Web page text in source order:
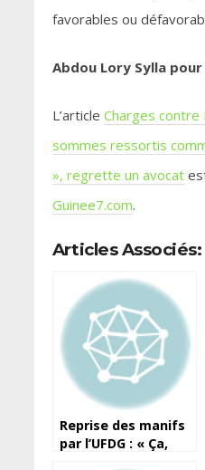
favorables ou
Abdou Lory Sylla pour
L’article Charges contre
sommes ressortis
», regrette un avocat
Guinee7.com.
Articles Associés:
Reprise des manifs
par l’UFDG : « Ça,